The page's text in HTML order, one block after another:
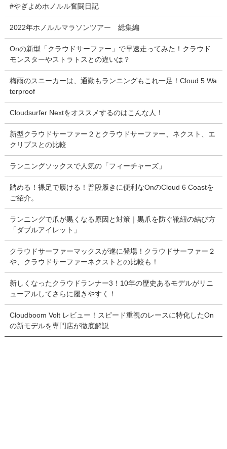
#やぎよめホノルル奮闘日記
2022年ホノルルマラソンツアー 総集編
Onの新型「クラウドサーファー」で早速走ってみた！クラウド
モンスターやストラトスとの違いは？
梅雨のスニーカーは、通勤もランニングもこれ一足！Cloud 5 Wa
terproof
Cloudsurfer Nextをオススメするのはこんな人！
新型クラウドサーファー２とクラウドサーファー、ネクスト、エ
クリプスとの比較
ランニングソックスで人気の「フィーチャーズ」
踏める！裸足で履ける！普段履きに便利なOnのCloud 6 Coastを
ご紹介。
ランニングで爪が黒くなる原因と対策｜黒爪を防ぐ靴紐の結び方
「ダブルアイレット」
クラウドサーファーマックスが遂に登場！クラウドサーファー２
や、クラウドサーファーネクストとの比較も！
新しくなったクラウドランナー3！10年の歴史あるモデルがリニ
ューアルしてさらに履きやすく！
Cloudboom Volt レビュー！スピード重視のレースに特化したOn
の新モデルを専門店が徹底解説